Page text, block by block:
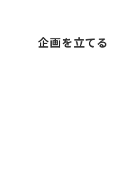
企画を立てる